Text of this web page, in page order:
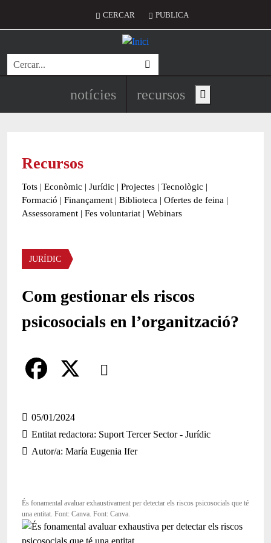
Menú del compte d'usuari
CERCAR PUBLICA
Cerca
Navegació principal de
notícies recursos Show main menu
Recursos
Tots | Econòmic | Jurídic | Projectes | Tecnològic |
Formació | Finançament | Biblioteca | Ofertes de feina |
Assessorament | Fes voluntariat | Webinars
Àmbit
JURÍDIC
Com gestionar els riscos
psicosocials en l’organització?
Comparteix
a
c
o
o
05/01/2024
Entitat redactora Suport Tercer Sector - Jurídic
Autor/a María Eugenia Ifer
És fonamental avaluar exhaustivament per detectar els riscos psicosocials que té
una entitat. Font: Canva. Font: Canva.